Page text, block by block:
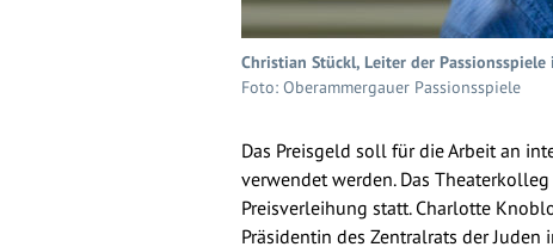
Christian Stückl, Leiter der
Foto: Oberammergauer Passionsspiele
Das Preisgeld soll für die Arbeit an
verwendet werden. Das
Preisverleihung statt. Charlotte
Präsidentin des Zentralrats der